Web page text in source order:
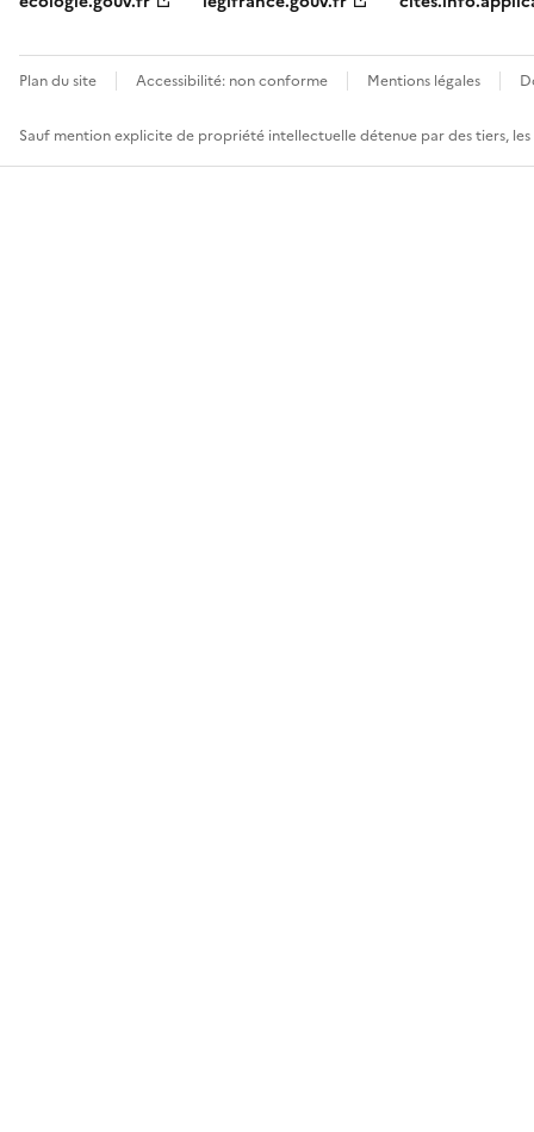
Plan du site Accessibilité: non conforme Mentions légales
Sauf mention explicite de propriété intellectuelle détenue par des tiers,